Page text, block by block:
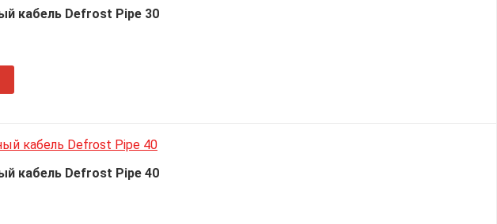
кабель Defrost Pipe 30
кабель Defrost Pipe 40